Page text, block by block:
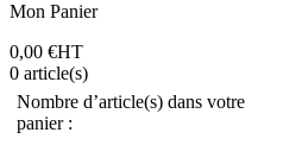
Mon Panier
0,00 €HT
0 article(s)
Nombre d’article(s) dans votre
panier :